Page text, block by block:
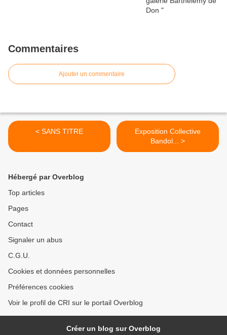
Commentaires
Ajouter un commentaire
< SANS TITRE
Exposition Collective
Bandol... >
Hébergé par Overblog
Top articles
Pages
Contact
Signaler un abus
C.G.U.
Cookies et données personnelles
Préférences cookies
Voir le profil de CRI sur le portail Overblog
Créer un blog sur Overblog